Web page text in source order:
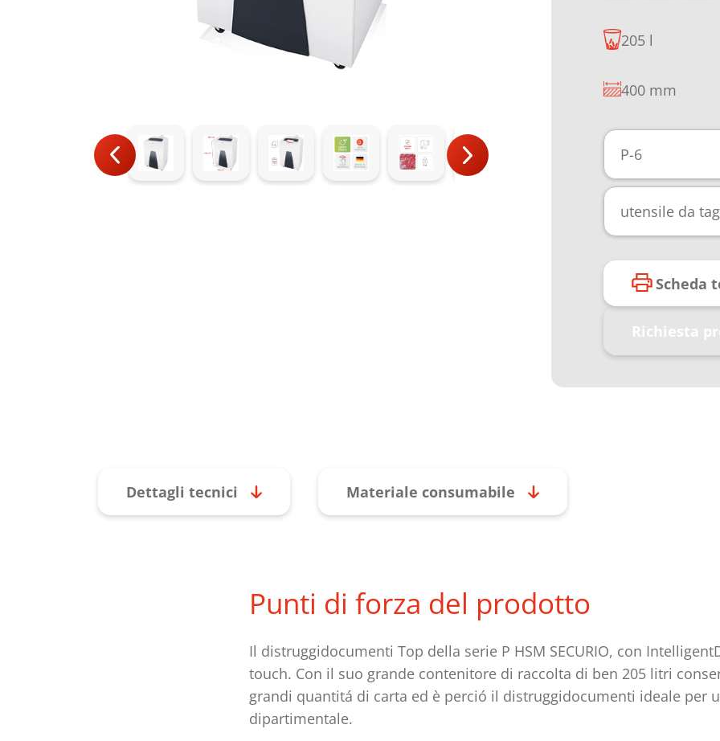
205 l
400 mm
P-6
utensile da
Scheda
Richiesta
Dettagli tecnici Materiale consumabile
Punti di forza del prodotto
Il distruggidocumenti Top della serie P HSM SECURIO, con
touch. Con il suo grande contenitore di raccolta di ben 205 litri
grandi quantitá di carta ed è perció il distruggidocumenti ideale per
dipartimentale.